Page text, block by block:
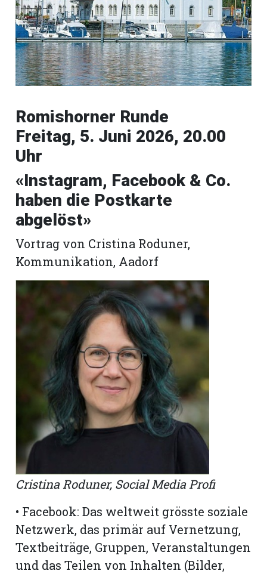
Romanshorn:
offizielle
Mitteilungen
Romishorner Runde
Freitag, 5. Juni 2026, 20.00
Uhr
«Instagram, Facebook & Co.
haben die Postkarte
abgelöst»
Vortrag von Cristina Roduner,
Kommunikation, Aadorf
Cristina Roduner, Social Media Profi
• Facebook: Das weltweit grösste soziale
Netzwerk, das primär auf Vernetzung,
Textbeiträge, Gruppen, Veranstaltungen
und das Teilen von Inhalten (Bilder,